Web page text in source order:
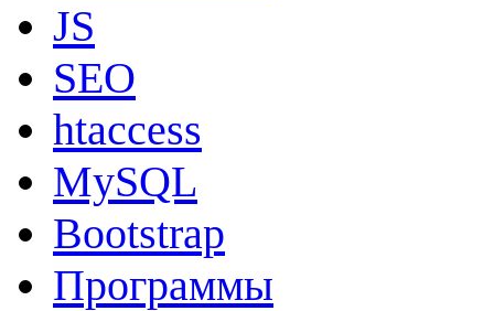
JS
SEO
htaccess
MySQL
Bootstrap
Программы